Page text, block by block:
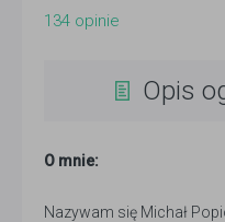
134 opinie
Opis
O mnie:
Nazywam się Michał